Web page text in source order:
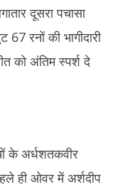
दूसरा पचासा
रनों की भागीदारी
को अंतिम स्पर्श दे
के अर्धशतकवीर
ही ओवर में अर्शदीप